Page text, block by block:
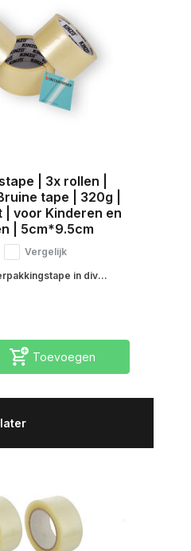
| 3x rollen |
tape | 320g |
voor Kinderen en
| 5cm*9.5cm
Vergelijk
in div...
Toevoegen